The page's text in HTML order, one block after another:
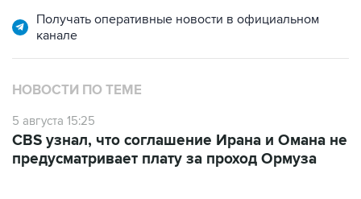
Получать оперативные новости в официальном
канале
НОВОСТИ ПО ТЕМЕ
5 августа 15:25
CBS узнал, что соглашение Ирана и Омана не
предусматривает плату за проход Ормуза